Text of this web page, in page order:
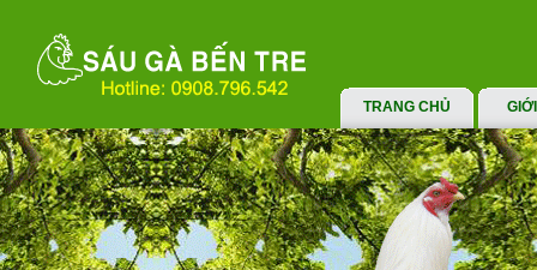
TRANG CHỦ